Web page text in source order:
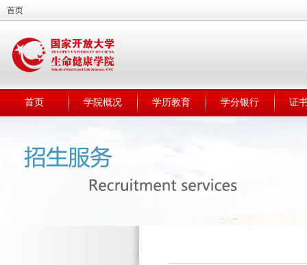
首页
首页 学院概况 学历教育 学分银行 证